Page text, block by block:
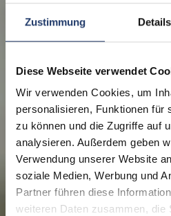
Zustimmung Details
Diese Webseite verwendet
Wir verwenden Cookies, um
personalisieren, Funktionen für
zu können und die Zugriffe auf
analysieren. Außerdem geben
Verwendung unserer Website
soziale Medien, Werbung und
Partner führen diese
weiteren Daten zusammen, die